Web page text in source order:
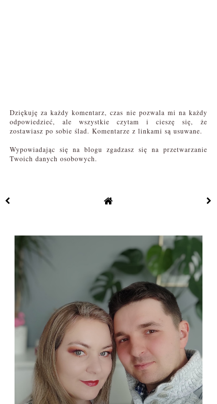
Dziękuję za każdy komentarz, czas nie pozwala mi na każdy
odpowiedzieć, ale wszystkie czytam i cieszę się, że
zostawiasz po sobie ślad. Komentarze z linkami są usuwane.
Wypowiadając się na blogu zgadzasz się na przetwarzanie
Twoich danych osobowych.